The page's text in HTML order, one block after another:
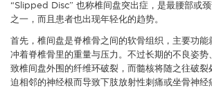
“Slipped Disc” 也称椎间盘突出症，是最腰部或
之一，而且患者也出现年轻化的趋势。
首先，椎间盘是脊椎骨之间的软骨组织，主要功能
冲着脊椎骨里的重量与压力。不过长期的不良姿势
致椎间盘外围的纤维环破裂，而髓核将随之往破裂
迫相邻的神经根而导致下肢放射性刺痛或坐骨神经